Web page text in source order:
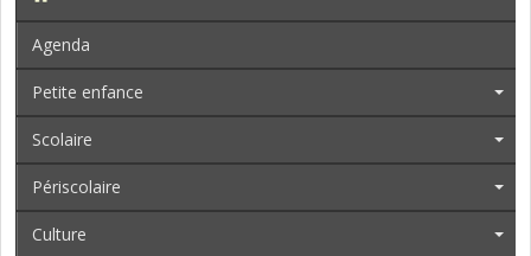
Agenda
Petite enfance
Scolaire
Périscolaire
Culture